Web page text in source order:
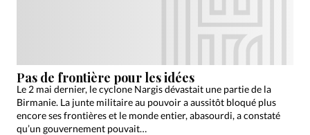
Pas de frontière pour les idées
Le 2 mai dernier, le cyclone Nargis dévastait une partie de la
Birmanie. La junte militaire au pouvoir a aussitôt bloqué plus
encore ses frontières et le monde entier, abasourdi, a constaté
qu’un gouvernement pouvait…